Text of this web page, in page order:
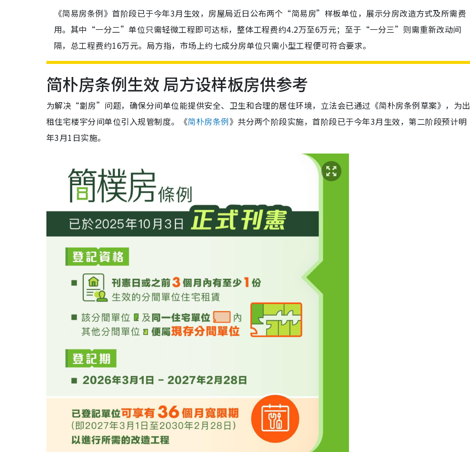
《简易房条例》首阶段已于今年3月生效，房屋局近日公布两个“简易房”样板单位，展示分房改造方式及所需费
用。其中“一分二”单位只需轻微工程即可达标，整体工程费约4.2万至6万元；至于“一分三”则需重新改动间
隔，总工程费约16万元。局方指，市场上约七成分房单位只需小型工程便可符合要求。
简朴房条例生效 局方设样板房供参考
为解决“劏房”问题，确保分间单位能提供安全、卫生和合理的居住环境，立法会已通过《简朴房条例草案》，为出
租住宅楼宇分间单位引入规管制度。《简朴房条例》共分两个阶段实施，首阶段已于今年3月生效，第二阶段预计明
年3月1日实施。